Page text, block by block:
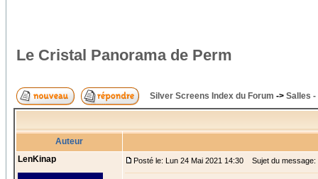
Le Cristal Panorama de Perm
Silver Screens Index du Forum -> Salles
Auteur
LenKinap
Posté le: Lun 24 Mai 2021 14:30 Sujet du message: